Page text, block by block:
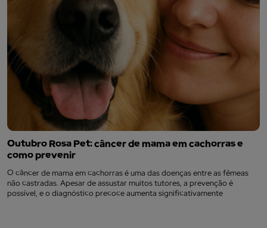
Outubro Rosa Pet: câncer de mama em cachorras e
como prevenir
O câncer de mama em cachorras é uma das doenças entre as fêmeas
não castradas. Apesar de assustar muitos tutores, a prevenção é
possível, e o diagnóstico precoce aumenta significativamente